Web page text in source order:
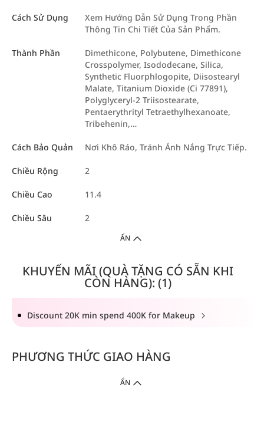
Cách Sử Dụng
Xem Hướng Dẫn Sử Dụng Trong Phần
Thông Tin Chi Tiết Của Sản Phẩm.
Thành Phần
Dimethicone, Polybutene, Dimethicone
Crosspolymer, Isododecane, Silica,
Synthetic Fluorphlogopite, Diisostearyl
Malate, Titanium Dioxide (Ci 77891),
Polyglyceryl-2 Triisostearate,
Pentaerythrityl Tetraethylhexanoate,
Tribehenin,…
Cách Bảo Quản Nơi Khô Ráo, Tránh Ánh Nắng Trực Tiếp.
Chiều Rộng 2
Chiều Cao 11.4
Chiều Sâu 2
ẨN
KHUYẾN MÃI (QUÀ TẶNG CÓ SẴN KHI
CÒN HÀNG): (1)
Discount 20K min spend 400K for Makeup
PHƯƠNG THỨC GIAO HÀNG
ẨN